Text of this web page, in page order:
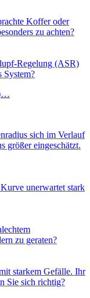
Koffer oder
zu achten?
Regelung (ASR)
System?
sich im Verlauf
größer eingeschätzt.
unerwartet stark
zu geraten?
starkem Gefälle. Ihr
Sie sich richtig?